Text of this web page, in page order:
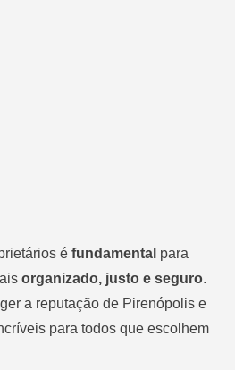
é fundamental para
organizado, justo e seguro.
a reputação de Pirenópolis e
para todos que escolhem